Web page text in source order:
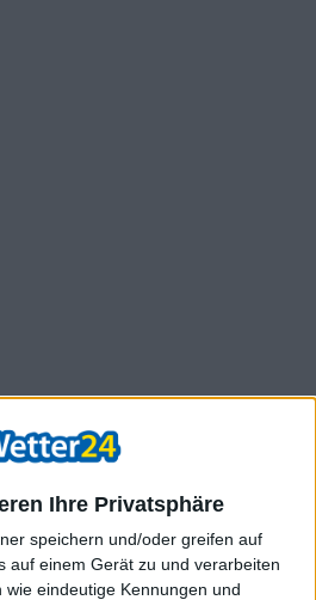
Ihre Privatsphäre
speichern und/oder greifen auf
auf einem Gerät zu und verarbeiten
eindeutige Kennungen und